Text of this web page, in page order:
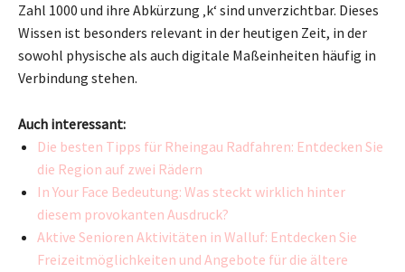
Zahl 1000 und ihre Abkürzung ‚k‘ sind unverzichtbar. Dieses
Wissen ist besonders relevant in der heutigen Zeit, in der
sowohl physische als auch digitale Maßeinheiten häufig in
Verbindung stehen.
Auch interessant:
Die besten Tipps für Rheingau Radfahren: Entdecken Sie
die Region auf zwei Rädern
In Your Face Bedeutung: Was steckt wirklich hinter
diesem provokanten Ausdruck?
Aktive Senioren Aktivitäten in Walluf: Entdecken Sie
Freizeitmöglichkeiten und Angebote für die ältere